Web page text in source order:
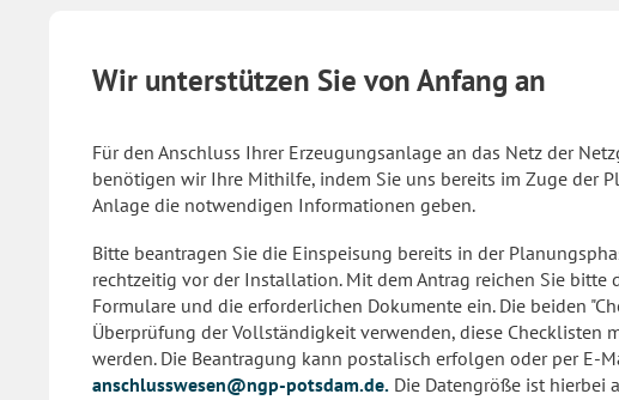
Wir unterstützen Sie von Anfang an
Für den Anschluss Ihrer Erzeugungsanlage an das Netz der
benötigen wir Ihre Mithilfe, indem Sie uns bereits im Zuge der
Anlage die notwendigen Informationen geben.
Bitte beantragen Sie die Einspeisung bereits in der
rechtzeitig vor der Installation. Mit dem Antrag reichen Sie
Formulare und die erforderlichen Dokumente ein. Die beiden
Überprüfung der Vollständigkeit verwenden, diese Checklisten
werden. Die Beantragung kann postalisch erfolgen oder per E-
anschlusswesen@ngp-potsdam.de. Die Datengröße ist hierbei